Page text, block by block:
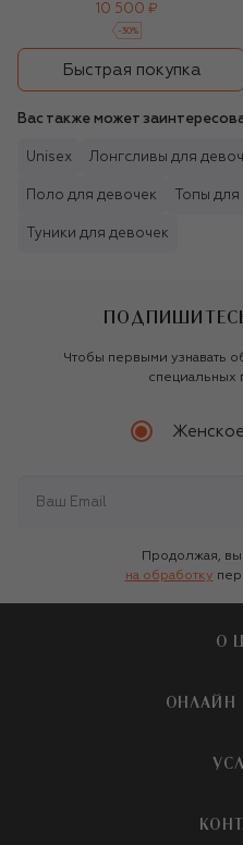
10 500 ₽
-30%
Быстрая покупка
Вас также может
Unisex Лонгсливы для
Поло для девочек Топы
Туники для девочек
Чтобы первыми узнавать
специальных
Женское
Продолжая, вы
на обработку
О
О
Бутики
ОНЛАЙН